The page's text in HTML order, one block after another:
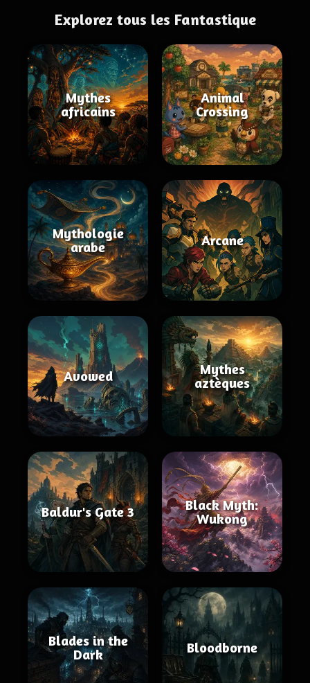
Explorez tous les Fantastique
Mythes
africains
Animal
Crossing
Mythologie
arabe
Arcane
Avowed
Mythes
aztèques
Baldur's Gate 3
Black Myth:
Wukong
Blades in the
Dark
Bloodborne